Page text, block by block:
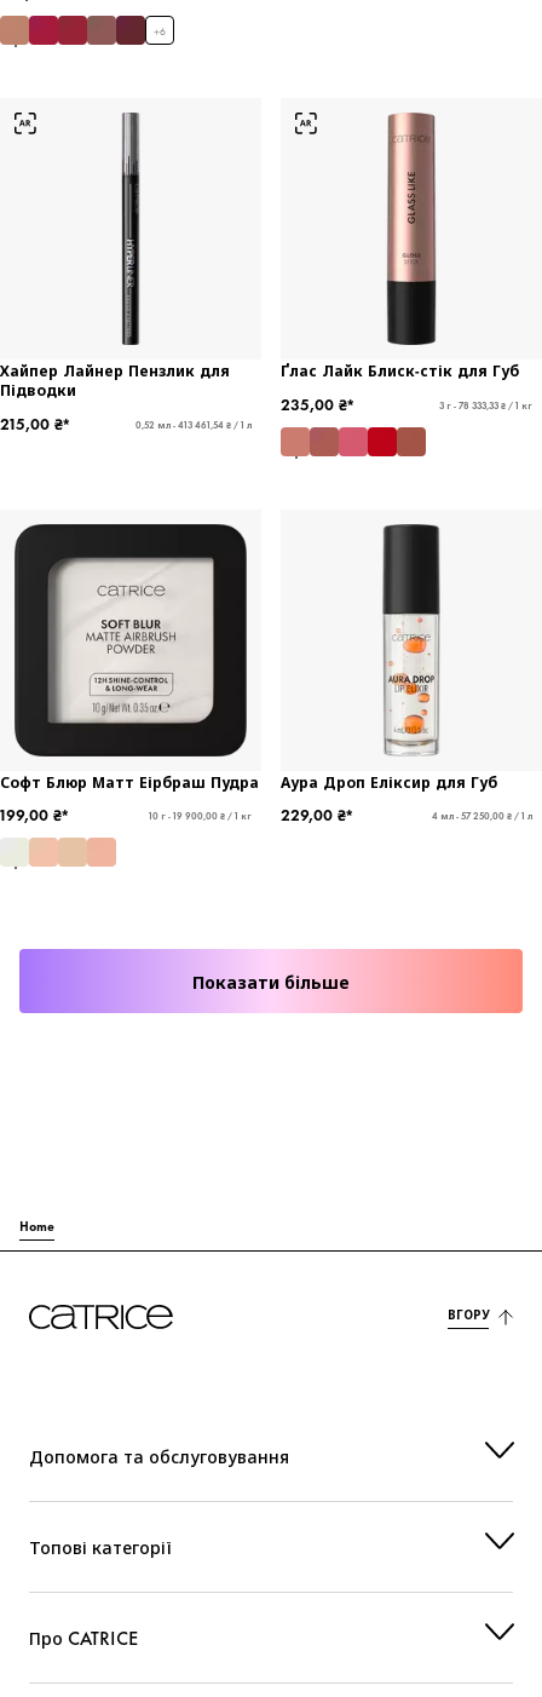
+6
Хайпер Лайнер Пензлик для
Підводки
215,00 ₴*
0,52 мл - 413 461,54 ₴ / 1 л
Ґлас Лайк Блиск-стік для Губ
235,00 ₴*
3 г - 78 333,33 ₴ / 1 кг
Софт Блюр Матт Еірбраш Пудра
199,00 ₴*
10 г - 19 900,00 ₴ / 1 кг
Аура Дроп Еліксир для Губ
229,00 ₴*
4 мл - 57 250,00 ₴ / 1 л
Показати більше
Home
ВГОРУ
Допомога та обслуговування
Топові категорії
Про CATRICE